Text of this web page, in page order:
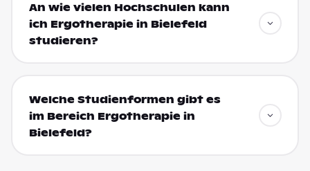
An wie vielen Hochschulen kann
ich Ergotherapie in Bielefeld
studieren?
Welche Studienformen gibt es
im Bereich Ergotherapie in
Bielefeld?